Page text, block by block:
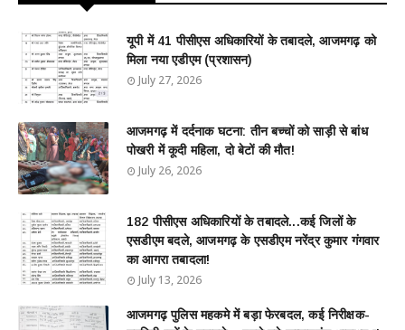
यूपी में 41 पीसीएस अधिकारियों के तबादले, आजमगढ़ को
मिला नया एडीएम (प्रशासन)
July 27, 2026
आजमगढ़ में दर्दनाक घटना: तीन बच्चों को साड़ी से बांध
पोखरी में कूदी महिला, दो बेटों की मौत!
July 26, 2026
182 पीसीएस अधिकारियों के तबादले...कई जिलों के
एसडीएम बदले, आजमगढ़ के एसडीएम नरेंद्र कुमार गंगवार
का आगरा तबादला!
July 13, 2026
आजमगढ़ पुलिस महकमे में बड़ा फेरबदल, कई निरीक्षक-